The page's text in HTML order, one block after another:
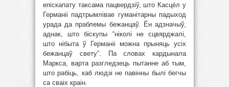
епіскапату таксама пацвердзіў, што Касцёл у
Германіі падтрымлівае гуманітарны падыход
урада да праблемы бежанцаў. Ён адзначыў,
аднак, што біскупы “ніколі не сцвярджалі,
што нібыта ў Германіі можна прыняць усіх
бежанцаў свету”. Па словах кардынала
Маркса, варта разгледзець пытанне аб тым,
што рабіць, каб людзі не павінны былі бегчы
са сваіх краін.